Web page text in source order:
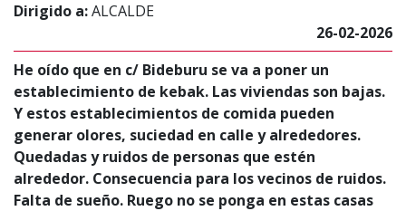
Dirigido a:ALCALDE
26-02-2026
He oído que en c/ Bideburu se va a poner un
establecimiento de kebak. Las viviendas son bajas.
Y estos establecimientos de comida pueden
generar olores, suciedad en calle y alrededores.
Quedadas y ruidos de personas que estén
alrededor. Consecuencia para los vecinos de ruidos.
Falta de sueño. Ruego no se ponga en estas casas